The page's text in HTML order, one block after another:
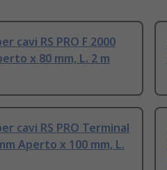
cavi RS PRO F 2000
x 80 mm, L. 2 m
cavi RS PRO Terminal
Aperto x 100 mm, L.